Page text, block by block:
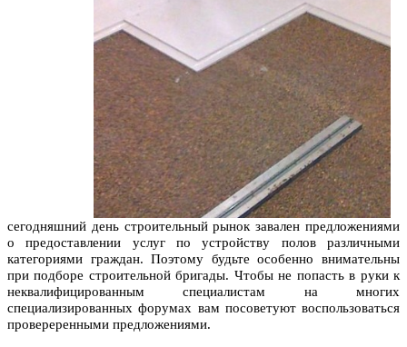
сегодняшний день строительныйрынок завален предложениями
о предоставлении услуг по устройству полов различными
категориями граждан. Поэтому будьте особенно внимательны
при подборе строительной бригады. Чтобы не попасть в руки к
неквалифицированным специалистам на многих
специализированных форумах вам посоветуют воспользоваться
провереренными предложениями.